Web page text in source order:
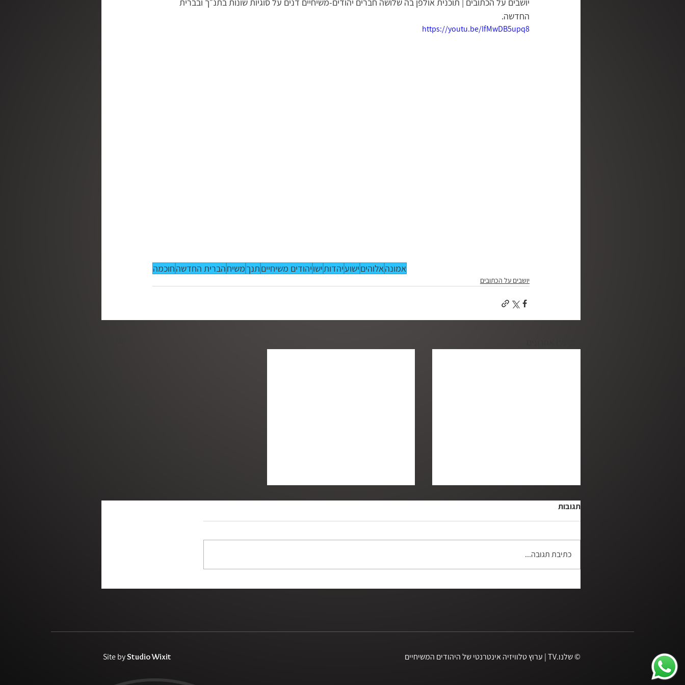
מלב אל לב מן האסלאם לאמונה בישועהחדשה.
https://youtu.be/IfMwDB5upq8
אמונהאלוהיםישועיהדותישויהודים משיחייםתנךמשיחהברית החדשהחוכמה
יושבים על הכתובים
יחזקאל ל״ו מצביע על הברית
תגובות
כתיבת תגובה...
Site byStudio Wixit © שלנו.TV | ערוץ טלוויזיה אינטרנטי של היהודים המשיחיים